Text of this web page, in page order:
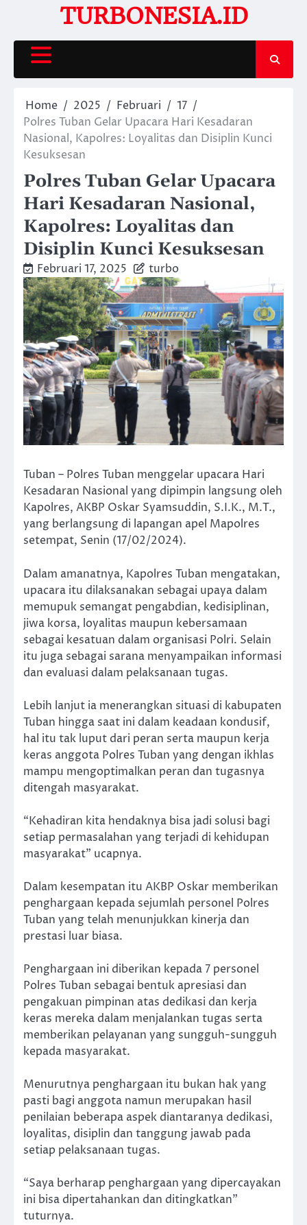
content
TURBONESIA.ID
Home 2025 Februari
17
Polres Tuban Gelar Upacara Hari Kesadaran
Nasional, Kapolres: Loyalitas dan Disiplin Kunci
Kesuksesan
Polres Tuban Gelar Upacara
Hari Kesadaran Nasional,
Kapolres: Loyalitas dan
Disiplin Kunci Kesuksesan
Februari 17, 2025 turbo
Tuban – Polres Tuban menggelar upacara Hari
Kesadaran Nasional yang dipimpin langsung oleh
Kapolres, AKBP Oskar Syamsuddin, S.I.K., M.T.,
yang berlangsung di lapangan apel Mapolres
setempat, Senin (17/02/2024).
Dalam amanatnya, Kapolres Tuban mengatakan,
upacara itu dilaksanakan sebagai upaya dalam
memupuk semangat pengabdian, kedisiplinan,
jiwa korsa, loyalitas maupun kebersamaan
sebagai kesatuan dalam organisasi Polri. Selain
itu juga sebagai sarana menyampaikan informasi
dan evaluasi dalam pelaksanaan tugas.
Lebih lanjut ia menerangkan situasi di kabupaten
Tuban hingga saat ini dalam keadaan kondusif,
hal itu tak luput dari peran serta maupun kerja
keras anggota Polres Tuban yang dengan ikhlas
mampu mengoptimalkan peran dan tugasnya
ditengah masyarakat.
“Kehadiran kita hendaknya bisa jadi solusi bagi
setiap permasalahan yang terjadi di kehidupan
masyarakat” ucapnya.
Dalam kesempatan itu AKBP Oskar memberikan
penghargaan kepada sejumlah personel Polres
Tuban yang telah menunjukkan kinerja dan
prestasi luar biasa.
Penghargaan ini diberikan kepada 7 personel
Polres Tuban sebagai bentuk apresiasi dan
pengakuan pimpinan atas dedikasi dan kerja
keras mereka dalam menjalankan tugas serta
memberikan pelayanan yang sungguh-sungguh
kepada masyarakat.
Menurutnya penghargaan itu bukan hak yang
pasti bagi anggota namun merupakan hasil
penilaian beberapa aspek diantaranya dedikasi,
loyalitas, disiplin dan tanggung jawab pada
setiap pelaksanaan tugas.
“Saya berharap penghargaan yang dipercayakan
ini bisa dipertahankan dan ditingkatkan”
tuturnya.